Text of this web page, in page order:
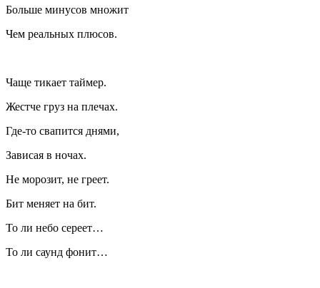
Больше минусов множит
Чем реальных плюсов.
Чаще тикает таймер.
Жестче груз на плечах.
Где-то свапится днями,
Зависая в ночах.
Не морозит, не греет.
Бит меняет на бит.
То ли небо сереет…
То ли саунд фонит…